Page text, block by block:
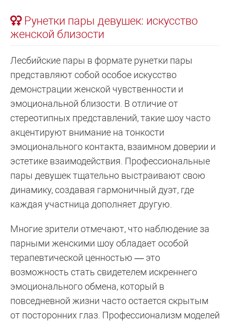
Рунетки пары девушек: искусство
женской близости
Лесбийские пары в формате рунетки пары
представляют собой особое искусство
демонстрации женской чувственности и
эмоциональной близости. В отличие от
стереотипных представлений, такие шоу часто
акцентируют внимание на тонкости
эмоционального контакта, взаимном доверии и
эстетике взаимодействия. Профессиональные
пары девушек тщательно выстраивают свою
динамику, создавая гармоничный дуэт, где
каждая участница дополняет другую.
Многие зрители отмечают, что наблюдение за
парными женскими шоу обладает особой
терапевтической ценностью — это
возможность стать свидетелем искреннего
эмоционального обмена, который в
повседневной жизни часто остается скрытым
от посторонних глаз. Профессионализм моделей